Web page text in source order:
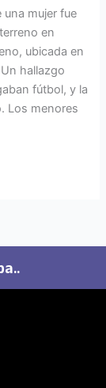
mujer fue
en
ubicada en
hallazgo
fútbol, y la
Los menores